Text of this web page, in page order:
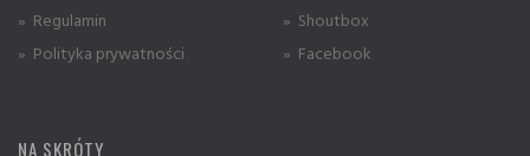
» Regulamin
» Polityka prywatności
» Shoutbox
» Facebook
NA SKRÓTY